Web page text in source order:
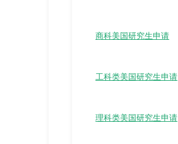
商科美国研究生申请
工科类美国研究生申请
理科类美国研究生申请